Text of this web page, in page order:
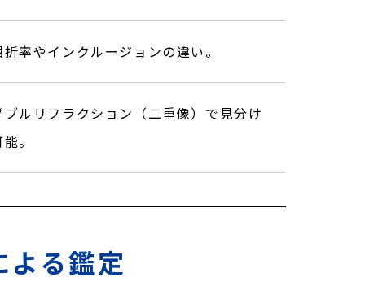
折率やインクルージョンの違い。
ブルリフラクション（二重像）で見分け
。
よる鑑定